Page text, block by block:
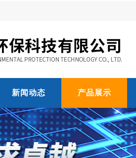
新闻动态 产品展示